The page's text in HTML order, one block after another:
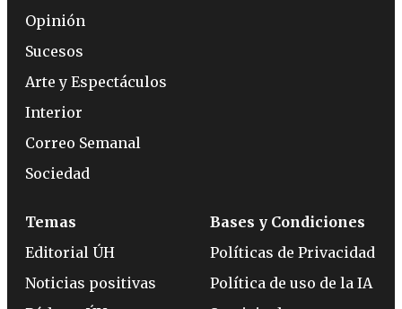
Opinión
Sucesos
Arte y Espectáculos
Interior
Correo Semanal
Sociedad
Temas
Editorial ÚH
Noticias positivas
Bases y Condiciones
Políticas de Privacidad
Política de uso de la IA